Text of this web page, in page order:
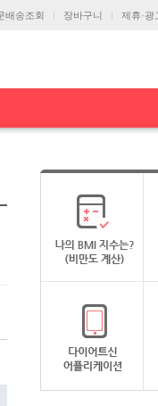
배송조회 장바구니 제휴·광